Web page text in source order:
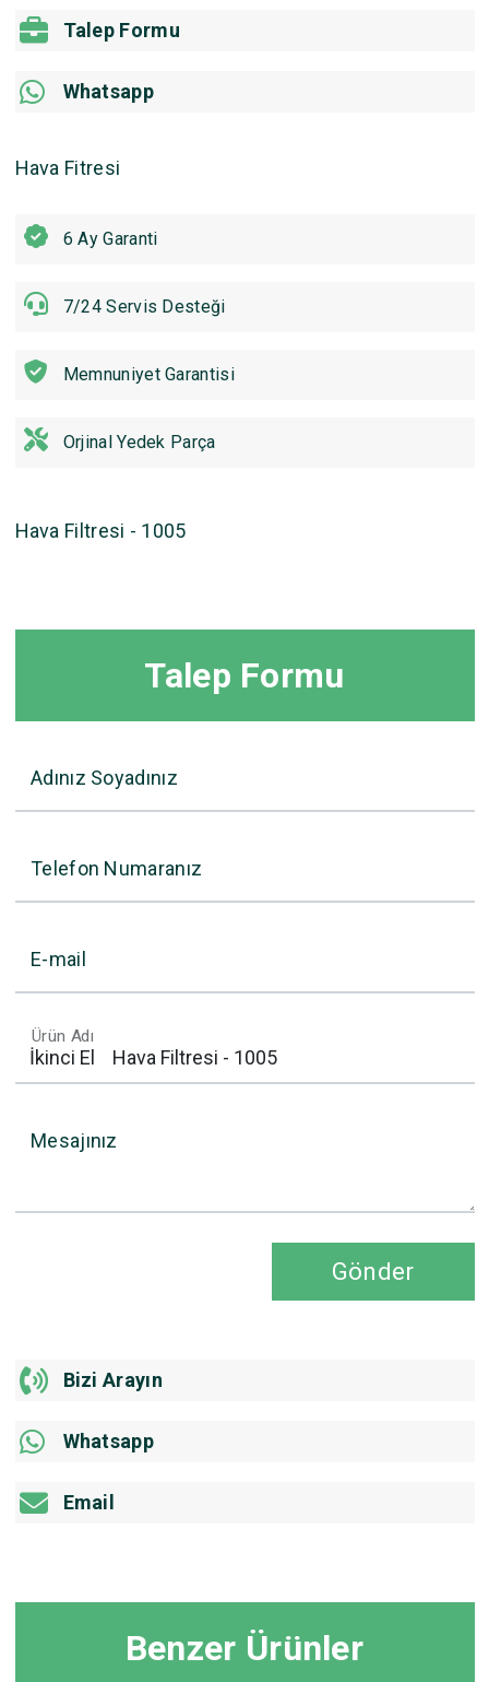
Talep Formu
Whatsapp
Hava Fitresi
6 Ay Garanti
7/24 Servis Desteği
Memnuniyet Garantisi
Orjinal Yedek Parça
Hava Filtresi - 1005
Talep Formu
Adınız Soyadınız
Telefon Numaranız
E-mail
Ürün Adı
Mesajınız
Gönder
Bizi Arayın
Whatsapp
Email
Benzer Ürünler